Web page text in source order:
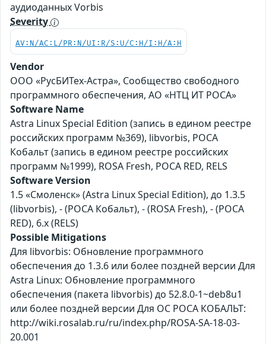
аудиоданных Vorbis
Severity
AV:N/AC:L/PR:N/UI:R/S:U/C:H/I:H/A:H
Vendor
ООО «РусБИТех-Астра», Сообщество свободного
программного обеспечения, АО «НТЦ ИТ РОСА»
Software Name
Astra Linux Special Edition (запись в едином реестре
российских программ №369), libvorbis, РОСА
Кобальт (запись в едином реестре российских
программ №1999), ROSA Fresh, РОСА RED, RELS
Software Version
1.5 «Смоленск» (Astra Linux Special Edition), до 1.3.5
(libvorbis), - (РОСА Кобальт), - (ROSA Fresh), - (РОСА
RED), 6.x (RELS)
Possible Mitigations
Для libvorbis: Обновление программного
обеспечения до 1.3.6 или более поздней версии Для
Astra Linux: Обновление программного
обеспечения (пакета libvorbis) до 52.8.0-1~deb8u1
или более поздней версии Для ОС РОСА КОБАЛЬТ:
http://wiki.rosalab.ru/ru/index.php/ROSA-SA-18-03-
20.001